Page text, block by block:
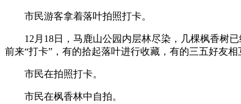
市民游客拿着落叶拍照打卡。
12月18日，马鹿山公园内层林尽染，几棵枫香树
前来“打卡”，有的拾起落叶进行收藏，有的三五好友
市民在拍照打卡。
市民在枫香林中自拍。